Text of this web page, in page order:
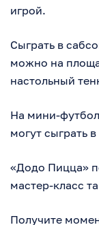
игрой.
Сыграть в
можно на
настольный
На мини-
могут сыграть
«Додо Пицца»
мастер-класс
Получите